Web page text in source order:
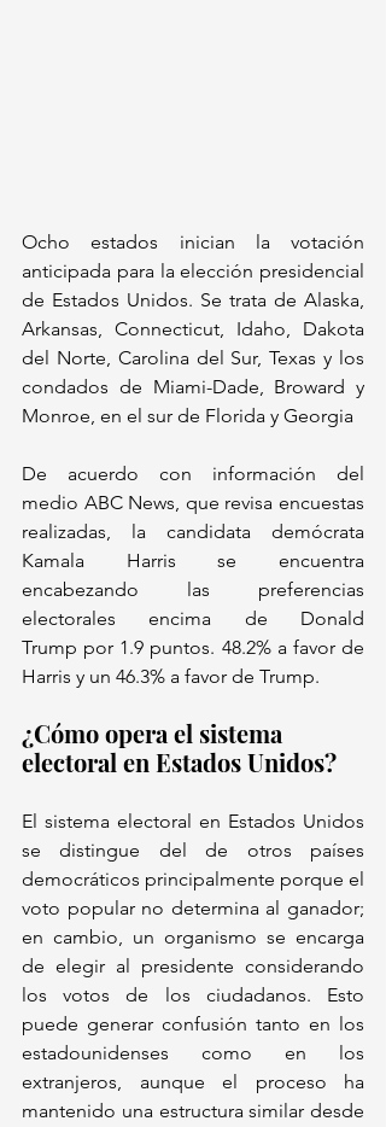
Ocho estados inician la votación
anticipada para la elección presidencial
de Estados Unidos. Se trata de Alaska,
Arkansas, Connecticut, Idaho, Dakota
del Norte, Carolina del Sur, Texas y los
condados de Miami-Dade, Broward y
Monroe, en el sur de Florida y Georgia
De acuerdo con información del
medio ABC News, que revisa encuestas
realizadas, la candidata demócrata
Kamala Harris se encuentra
encabezando las preferencias
electorales encima de Donald
Trump por 1.9 puntos. 48.2% a favor de
Harris y un 46.3% a favor de Trump.
¿Cómo opera el sistema
electoral en Estados Unidos?
El sistema electoral en Estados Unidos
se distingue del de otros países
democráticos principalmente porque el
voto popular no determina al ganador;
en cambio, un organismo se encarga
de elegir al presidente considerando
los votos de los ciudadanos. Esto
puede generar confusión tanto en los
estadounidenses como en los
extranjeros, aunque el proceso ha
mantenido una estructura similar desde